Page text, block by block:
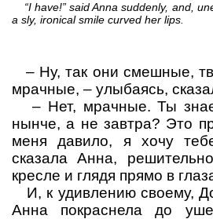
“I have!” said Anna suddenly, and,
a sly, ironical smile curved her lips.
– Ну, так они смешные,
мрачные, – улыбаясь,
– Нет, мрачные. Ты
нынче, а не завтра? Это
меня давило, я хочу
сказала Анна,
кресле и глядя прямо в
И, к удивлению своему,
Анна покраснела до